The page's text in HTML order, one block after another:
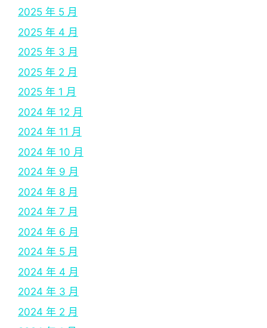
2025 年 5 月
2025 年 4 月
2025 年 3 月
2025 年 2 月
2025 年 1 月
2024 年 12 月
2024 年 11 月
2024 年 10 月
2024 年 9 月
2024 年 8 月
2024 年 7 月
2024 年 6 月
2024 年 5 月
2024 年 4 月
2024 年 3 月
2024 年 2 月